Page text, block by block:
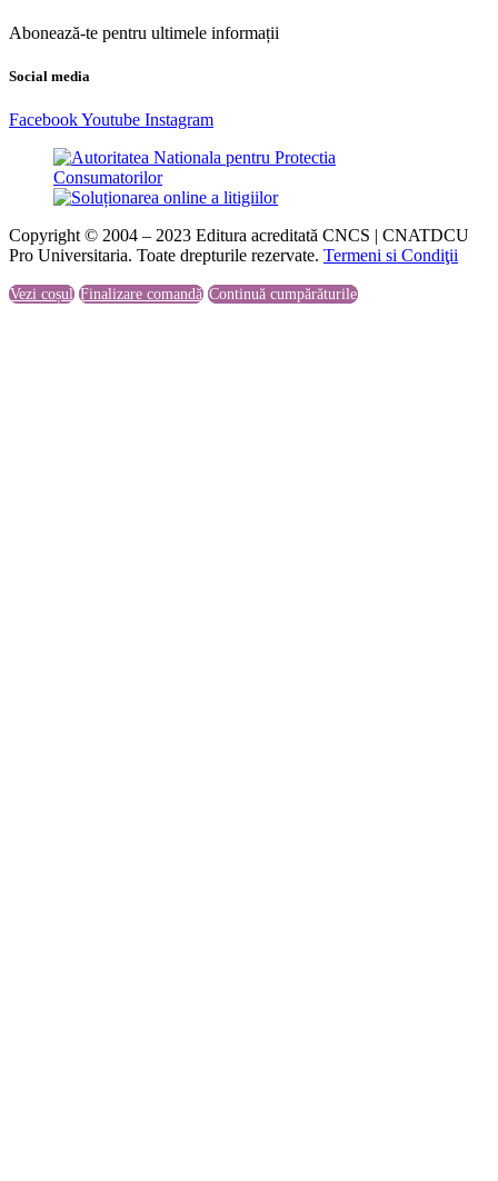
Abonează-te pentru ultimele informații
Social media
FacebookYoutube Instagram
Copyright © 2004 – 2023 Editura acreditată CNCS | CNATDCU
Pro Universitaria. Toate drepturile rezervate. Termeni si Condiţii
Vezi coșul Finalizare comandă Continuă cumpărăturile